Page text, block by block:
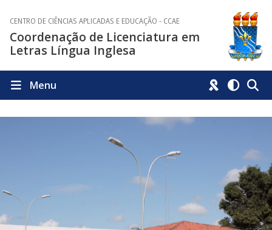
CENTRO DE CIÊNCIAS APLICADAS E EDUCAÇÃO - CCAE
Coordenação de Licenciatura em
Letras Língua Inglesa
Menu